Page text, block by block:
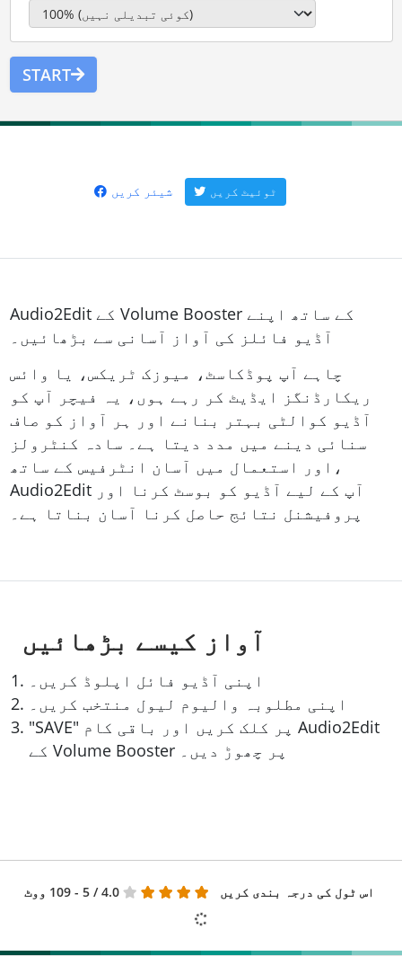
START
شیئر کریں ٹوئیٹ کریں
Audio2Edit کے Volume Booster کے ساتھ اپنے
آڈیو فائلز کی آواز آسانی سے بڑھائیں۔
چاہے آپ پوڈکاسٹ، میوزک ٹریکس، یا وائس
ریکارڈنگز ایڈیٹ کر رہے ہوں، یہ فیچر آپ کو
آڈیو کوالٹی بہتر بنانے اور ہر آواز کو صاف
سنائی دینے میں مدد دیتا ہے۔ سادہ کنٹرولز
اور استعمال میں آسان انٹرفیس کے ساتھ،
Audio2Edit آپ کے لیے آڈیو کو بوسٹ کرنا اور
پروفیشنل نتائج حاصل کرنا آسان بناتا ہے۔
آواز کیسے بڑھائیں
اپنی آڈیو فائل اپلوڈ کریں۔
اپنی مطلوبہ والیوم لیول منتخب کریں۔
"SAVE" پر کلک کریں اور باقی کام Audio2Edit
کے Volume Booster پر چھوڑ دیں۔
اس ٹول کی درجہ بندی کریں 4.0 / 5 - 109 ووٹ